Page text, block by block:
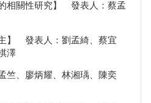
相關性研究】 發表人：蔡孟
】 發表人：劉孟綺、蔡宜
澤
竺、廖炳耀、林湘瑀、陳奕